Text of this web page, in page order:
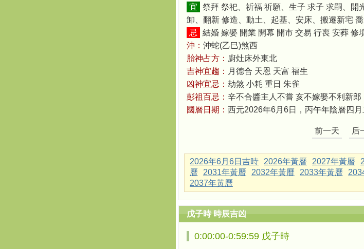
宜
祭拜 祭祀、祈福 祈願、生子 求子 求嗣、開
卸、翻新 修造、動土、起基、安床、搬遷新宅
忌
結婚 嫁娶 開業 開幕 開市 交易 行喪 安葬 修
沖： 沖蛇(乙巳)煞西
胎神占方： 廚灶床外東北
吉神宜趨： 月德合 天恩 天富 福生
凶神宜忌： 劫煞 小耗 重日 朱雀
彭祖百忌： 辛不合醬主人不嘗 亥不嫁娶不利新郎
國曆日期： 西元2026年6月6日，丙午年陰曆四月
前一天 后
2026年6月6日吉時 2026年黃曆 2027年黃曆
曆
2031年黃曆 2032年黃曆 2033年黃曆
2037年黃曆
戊子時 時辰吉凶
0:00:00-0:59:59 戊子時